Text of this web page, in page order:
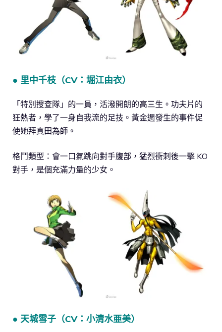
● 里中千枝（CV：堀江由衣）
「特別搜查隊」的一員，活潑開朗的高三生。功夫片的
狂熱者，學了一身自我流的足技。黃金週發生的事件促
使她拜真田為師。
格鬥類型：會一口氣跳向對手腹部，猛烈衝刺後一擊 KO
對手，是個充滿力量的少女。
● 天城雪子（CV：小清水亜美）